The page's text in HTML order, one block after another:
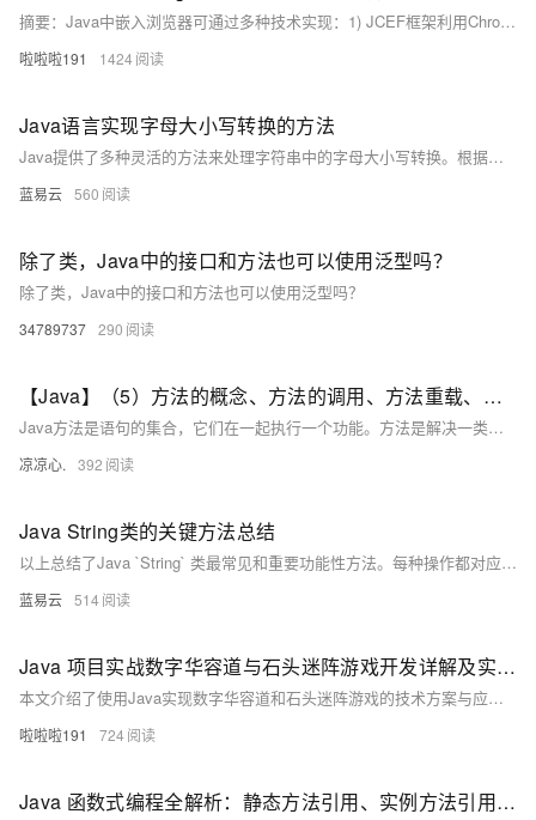
摘要：Java中嵌入浏览器可通过多种技术实现：1) JCEF框架利用Chromium内核，适合复杂网页；2) JEditorPane组件支持简单HTML显示，但功能有限；3) DJNativeSwing-SWT可内嵌浏览器，需特定内核支持；4) JavaFX WebView结合Swing可完美支持现代网页技术。每种方案各有特点，开发者需根据项目需求选择合适方法，如JCEF适合高性能要求，JEditorPane适合简单展示。（149字）
啦啦啦191 1424
Java语言实现字母大小写转换的方法
Java提供了多种灵活的方法来处理字符串中的字母大小写转换。根据具体需求，可以选择适合的方法来实现。在大多数情况下，使用 String类或 Character类的方法已经足够。但是，在需要更复杂的逻辑或处理非常规字符集时，可以通过字符流或手动遍历字符串来实现更精细的控制。
蓝易云 560
除了类，Java中的接口和方法也可以使用泛型吗？
除了类，Java中的接口和方法也可以使用泛型吗？
34789737 290
【Java】（5）方法的概念、方法的调用、方法重载、构造方法的创建
Java方法是语句的集合，它们在一起执行一个功能。方法是解决一类问题的步骤的有序组合方法包含于类或对象中方法在程序中被创建，在其他地方被引用方法的优点使程序变得更简短而清晰。有利于程序维护。可以提高程序开发的效率。提高了代码的重用性。方法的名字的第一个单词应以小写字母作为开头，后面的单词则用大写字母开头写，不使用连接符。例如：addPerson。这种就属于驼峰写法下划线可能出现在 JUnit 测试方法名称中用以分隔名称的逻辑组件。
凉凉心. 392
Java String类的关键方法总结
以上总结了Java `String` 类最常见和重要功能性方法。每种操作都对应着日常编程任务，并且理解每种操作如何影响及处理 `Strings` 对于任何使用 Java 的开发者来说都至关重要。
蓝易云 514
Java 项目实战数字华容道与石头迷阵游戏开发详解及实战方法
本文介绍了使用Java实现数字华容道和石头迷阵游戏的技术方案与应用实例，涵盖GUI界面设计、二维数组操作、游戏逻辑控制及自动解法算法（如A*），适合Java开发者学习游戏开发技巧。
啦啦啦191 724
Java 函数式编程全解析：静态方法引用、实例方法引用、特定类型方法引用与构造器引用实战教程